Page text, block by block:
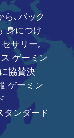
ら､バック
身につけ
サリー。
ゲーミン
協賛決
ゲーミン
タンダード